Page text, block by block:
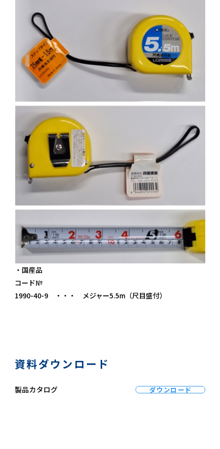
・国産品
コード№
1990-40-9 ・・・ メジャー5.5m（尺目盛付）
資料ダウンロード
製品カタログ ダウンロード